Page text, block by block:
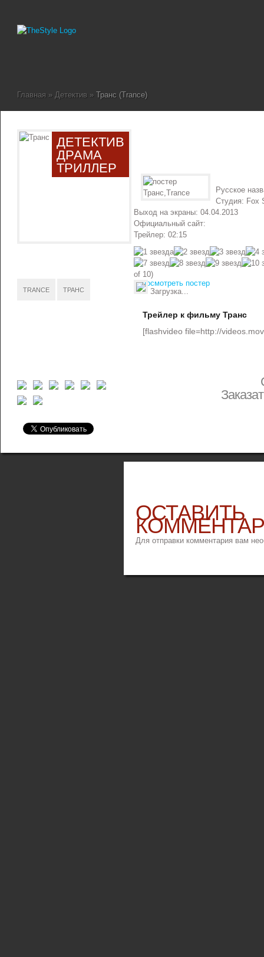
Главная » Детектив » Транс (Trance)
ДЕТЕКТИВ
ДРАМА
ТРИЛЛЕР
TRANCE ТРАНС
Русское
Студия: Fox
Выход на экраны: 04.04.2013
Официальный сайт:
Трейлер: 02:15
of 10)
Загрузка...
посмотреть постер
Трейлер к фильму Транс
[flashvideo file=http://
ОСТАВИТЬ
Для отправки комментария вам